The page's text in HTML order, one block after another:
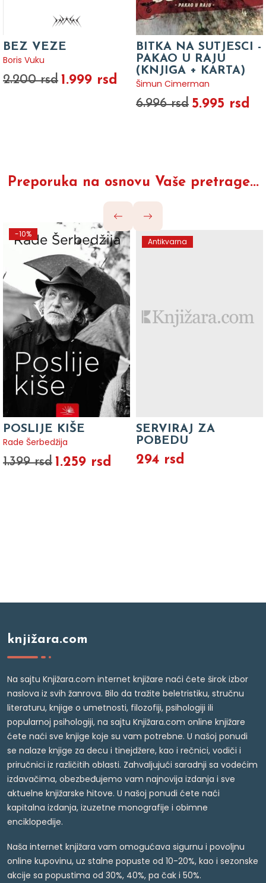
BEZ VEZE
Boris Vuku
2.200 rsd 1.999 rsd
BITKA NA SUTJESCI -
PAKAO U RAJU
(KNJIGA + KARTA)
Šimun Cimerman
6.996 rsd 5.995 rsd
Preporuka na osnovu Vaše pretrage...
-10%
POSLIJE KIŠE
Rade Šerbedžija
1.399 rsd 1.259 rsd
Antikvarna
SERVIRAJ ZA
POBEDU
294 rsd
knjižara.com
Na sajtu Knjižara.com internet knjižare naći ćete širok izbor
naslova iz svih žanrova. Bilo da tražite beletristiku, stručnu
literaturu, knjige o umetnosti, filozofiji, psihologiji ili
popularnoj psihologiji, na sajtu Knjižara.com online knjižare
ćete naći sve knjige koje su vam potrebne. U našoj ponudi
se nalaze knjige za decu i tinejdžere, kao i rečnici, vodiči i
priručnici iz različitih oblasti. Zahvaljujući saradnji sa vodećim
izdavačima, obezbeđujemo vam najnovija izdanja i sve
aktuelne knjižarske hitove. U našoj ponudi ćete naći
kapitalna izdanja, izuzetne monografije i obimne
enciklopedije.
Naša internet knjižara vam omogućava sigurnu i povoljnu
online kupovinu, uz stalne popuste od 10-20%, kao i sezonske
akcije sa popustima od 30%, 40%, pa čak i 50%.